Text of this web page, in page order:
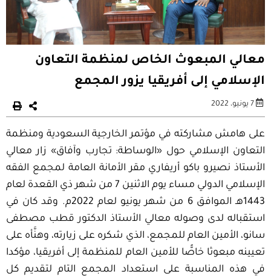
معالي المبعوث الخاص لمنظمة التعاون
الإسلامي إلى أفريقيا يزور المجمع
7 يونيو، 2022
على هامش مشاركته في مؤتمر الخارجية السعودية ومنظمة
التعاون الإسلامي حول «الوساطة: تجارب وآفاق» زار معالي
الأستاذ نصيرو باكو أريفاري مقر الأمانة العامة لمجمع الفقه
الإسلامي الدولي مساء يوم الاثنين 7 من شهر ذي القعدة لعام
1443هـ الموافق 6 من شهر يونيو لعام 2022م. وقد كان في
استقباله لدى وصوله معالي الأستاذ الدكتور قطب مصطفى
سانو، الأمين العام للمجمع، الذي شكره على زيارته، وهنَّأه على
تعيينه مبعوثا خاصًّا للأمين العام للمنظمة إلى أفريقيا، مؤكدا
في هذه المناسبة على استعداد المجمع التام لتقديم كل